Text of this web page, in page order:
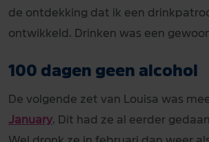
de ontdekking dat ik een
ontwikkeld. Drinken was een
100 dagen geen alcohol
De volgende zet van Louisa was
January. Dit had ze al eerder